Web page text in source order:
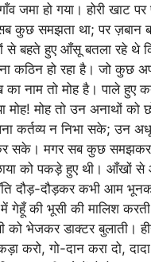
जमा हो गया। होरी खाट
कुछ समझता था; पर ज़बान
बहते हुए आँसू बतला रहे थे
कठिन हो रहा है। जो कुछ
नाम तो मोह है। पाले हुए
मोह! मोह तो उन अनाथों
कर्तव्य न निभा सके; उन
सके। मगर सब कुछ समझकर
को पकड़े हुए थी। आँखों
दौड़-दौड़कर कभी आम
में गेहूँ की भूसी की मालिश
को भेजकर डाक्टर बुलाती।
करो, गो-दान करा दो,